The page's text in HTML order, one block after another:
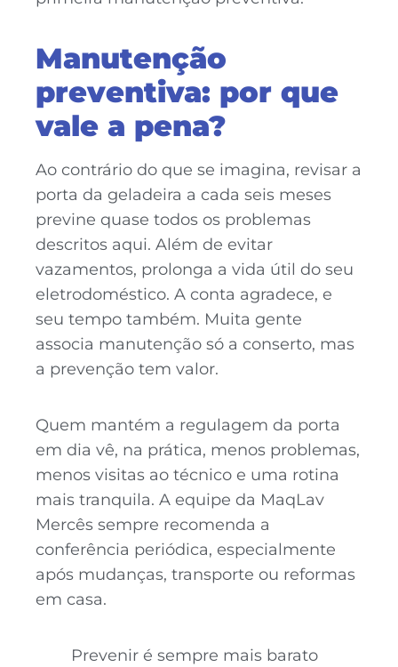
Manutenção
preventiva: por que
vale a pena?
Ao contrário do que se imagina, revisar a
porta da geladeira a cada seis meses
previne quase todos os problemas
descritos aqui. Além de evitar
vazamentos, prolonga a vida útil do seu
eletrodoméstico. A conta agradece, e
seu tempo também. Muita gente
associa manutenção só a conserto, mas
a prevenção tem valor.
Quem mantém a regulagem da porta
em dia vê, na prática, menos problemas,
menos visitas ao técnico e uma rotina
mais tranquila. A equipe da MaqLav
Mercês sempre recomenda a
conferência periódica, especialmente
após mudanças, transporte ou reformas
em casa.
Prevenir é sempre mais barato